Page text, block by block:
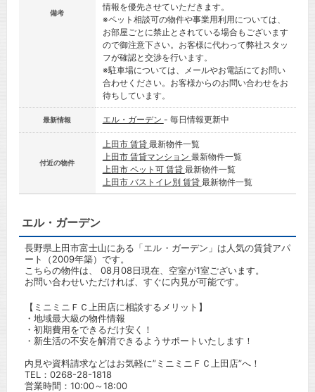
備考
情報を優先させていただきます。
※ペット相談可の物件や事業用利用については、
お部屋ごとに禁止とされている場合もございます
ので御注意下さい。お客様に代わって弊社スタッ
フが確認と交渉を行います。
※駐車場については、メールやお電話にてお問い
合わせください。お客様からのお問い合わせをお
待ちしています。
最新情報 エル・ガーデン - 毎日情報更新中
付近の物件
上田市 賃貸 最新物件一覧
上田市 賃貸マンション 最新物件一覧
上田市 ペット可 賃貸 最新物件一覧
上田市 バストイレ別 賃貸 最新物件一覧
エル・ガーデン
長野県上田市富士山にある「エル・ガーデン」は人気の賃貸アパ
ート（2009年築）です。
こちらの物件は、 08月08日現在、空室が1室ございます。
お問い合わせいただければ、すぐに内見が可能です。
【ミニミニＦＣ上田店に相談するメリット】
・地域最大級の物件情報
・初期費用をできるだけ安く！
・新生活の不安を解消できるようサポートいたします！
内見や資料請求などはお気軽に”ミニミニＦＣ上田店”へ！
TEL： 0268-28-1818
営業時間：10:00～18:00